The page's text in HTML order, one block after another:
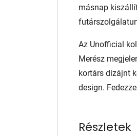
másnap
Az Unofficial
Merész
kortárs dizájnt
design.
Részletek